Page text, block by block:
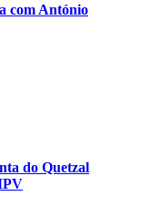
com António
do Quetzal